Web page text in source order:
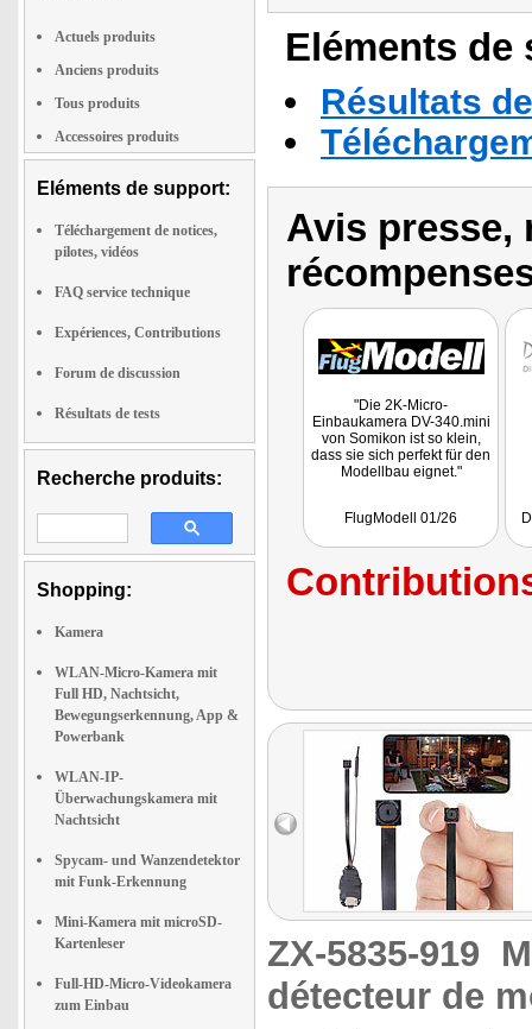
Actuels produits
Anciens produits
Tous produits
Accessoires produits
Eléments de support:
Téléchargement de notices,
pilotes, vidéos
FAQ service technique
Expériences, Contributions
Forum de discussion
Résultats de tests
Recherche produits:
Shopping:
Kamera
WLAN-Micro-Kamera mit
Full HD, Nachtsicht,
Bewegungserkennung, App &
Powerbank
WLAN-IP-
Überwachungskamera mit
Nachtsicht
Spycam- und Wanzendetektor
mit Funk-Erkennung
Mini-Kamera mit microSD-
Kartenleser
Full-HD-Micro-Videokamera
zum Einbau
Eléments
Résultats
Avis presse,
"Die 2K-Micro-
Einbaukamera DV-340.mini
von Somikon ist so klein,
dass sie sich perfekt für den
Modellbau eignet."
FlugModell 01/26
ZX-5835-919
détecteur de